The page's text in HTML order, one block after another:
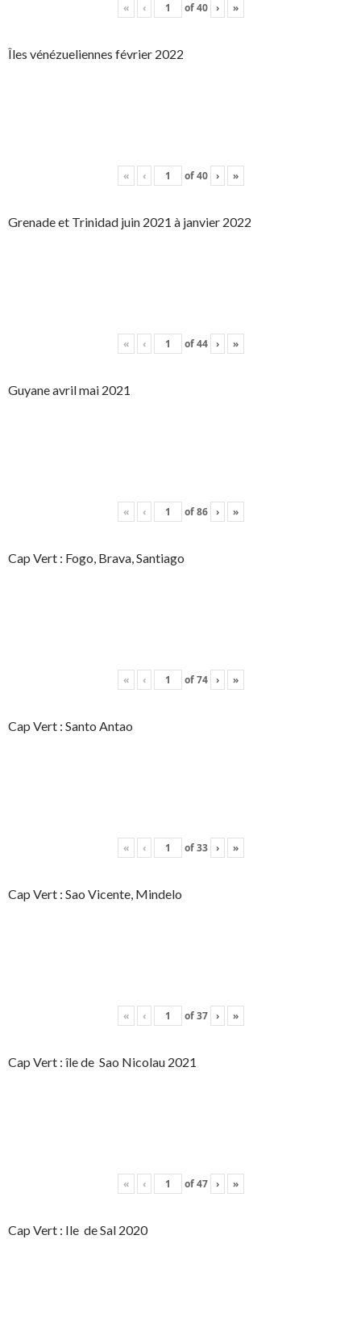
« ‹ of40 › »
Îles vénézueliennes février 2022
« ‹ of40 › »
Grenade et Trinidad juin 2021 à janvier 2022
« ‹ of44 › »
Guyane avril mai 2021
« ‹ of86 › »
Cap Vert : Fogo, Brava, Santiago
« ‹ of74 › »
Cap Vert : Santo Antao
« ‹ of33 › »
Cap Vert : Sao Vicente, Mindelo
« ‹ of37 › »
Cap Vert : île de Sao Nicolau 2021
« ‹ of47 › »
Cap Vert : Ile de Sal 2020